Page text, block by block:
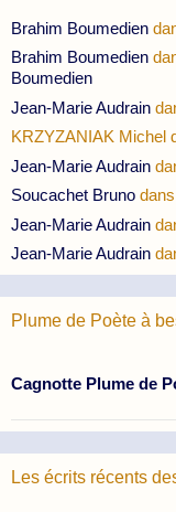
Brahim Boumedien
Brahim Boumedien
Boumedien
Jean-Marie Audrain
KRZYZANIAK Michel
Jean-Marie Audrain
Soucachet Bruno dans
Jean-Marie Audrain
Jean-Marie Audrain
Plume de Poète à
Cagnotte Plume de
Les écrits récents